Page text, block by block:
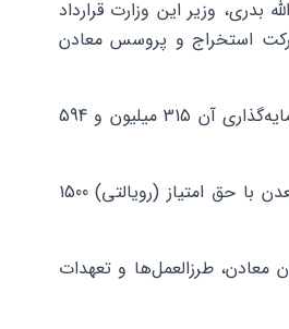
بدری، وزیر این وزارت قرارداد
استخراج و پروسس معادن
به گفتۀ منبع، این پروژه در مساحت 10٫24114 کیلومتر مربع تطبیق می‌شود و ارزش سرمایه‌گذاری آن 315 میلیون و 594
وزیر معادن و پترولیم هنگام امضای این قرارداد گفته‌است که قرارداد استخراج این معدن با حق امتیاز (رویالتی) 1500
طرزالعمل‌ها و تعهدات